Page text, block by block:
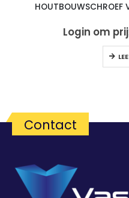
Login om
Contact